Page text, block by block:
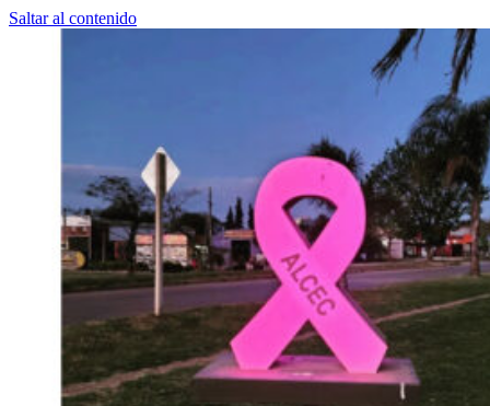
Saltar al contenido